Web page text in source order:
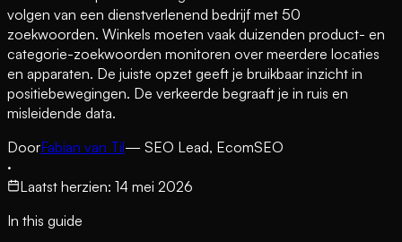
volgen van een dienstverlenend bedrijf met 50
zoekwoorden. Winkels moeten vaak duizenden product- en
categorie-zoekwoorden monitoren over meerdere locaties
en apparaten. De juiste opzet geeft je bruikbaar inzicht in
positiebewegingen. De verkeerde begraaft je in ruis en
misleidende data.
DoorFabian van Til— SEO Lead, EcomSEO
·
Laatst herzien: 14 mei 2026
In this guide